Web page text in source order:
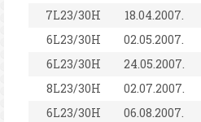
7L23/30H
18.04.2007.
6L23/30H
02.05.2007.
6L23/30H
24.05.2007.
8L23/30H
02.07.2007.
6L23/30H
06.08.2007.